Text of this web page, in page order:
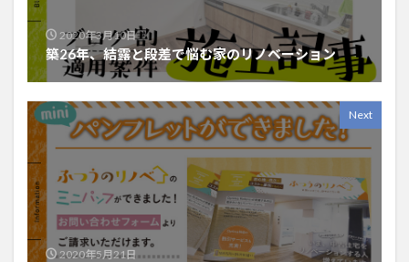
2020年3月10日
築26年、結露と段差で悩む家のリノベーション
Next
2020年5月21日